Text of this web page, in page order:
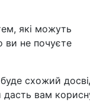
які можуть
ви не почуєте
схожий
дасть вам